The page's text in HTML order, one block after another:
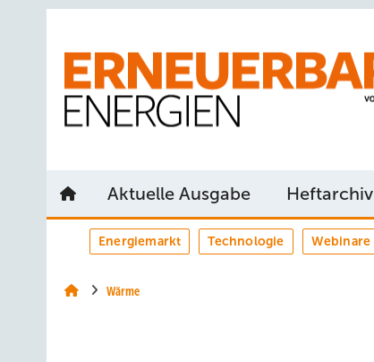
Aktuelle Ausgabe Heftarchiv
Energiemarkt Technologie Webinare
Wärme